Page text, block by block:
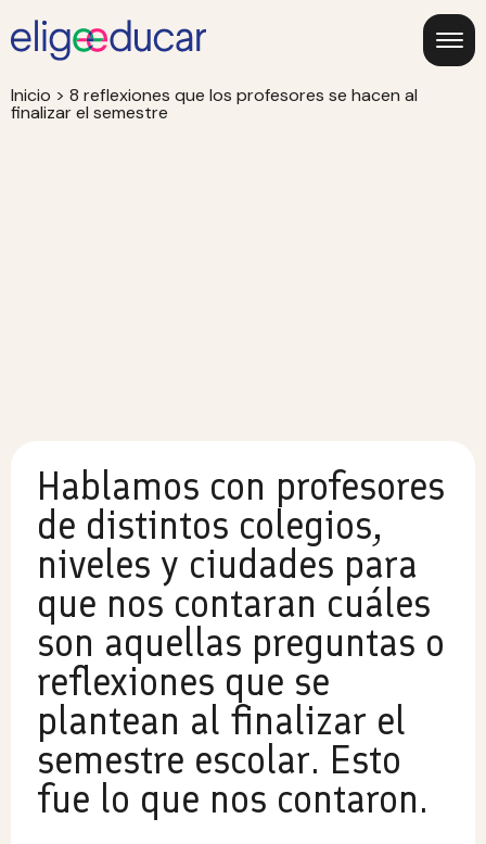
Inicio > 8 reflexiones que los profesores se hacen al
finalizar el semestre
Hablamos con profesores
de distintos colegios,
niveles y ciudades para
que nos contaran cuáles
son aquellas preguntas o
reflexiones que se
plantean al finalizar el
semestre escolar. Esto
fue lo que nos contaron.